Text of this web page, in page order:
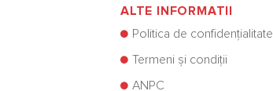
ALTE INFORMATII
Politica de confidențialitate
Termeni și condiții
ANPC